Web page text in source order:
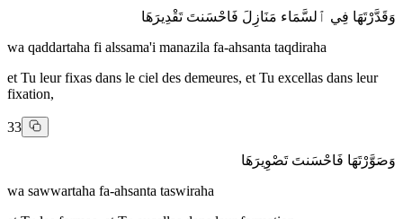
وَقَدَّرْتَهَا فِي ٱلسَّمَاء مَنَازِلَ فَاحْسَنتَ تَقْدِيرَهَا
wa qaddartaha fi alssama'i manazila fa-ahsanta taqdiraha
et Tu leur fixas dans le ciel des demeures, et Tu excellas dans leur
fixation,
33
وَصَوَّرْتَهَا فَاحْسَنتَ تَصْوِيرَهَا
wa sawwartaha fa-ahsanta taswiraha